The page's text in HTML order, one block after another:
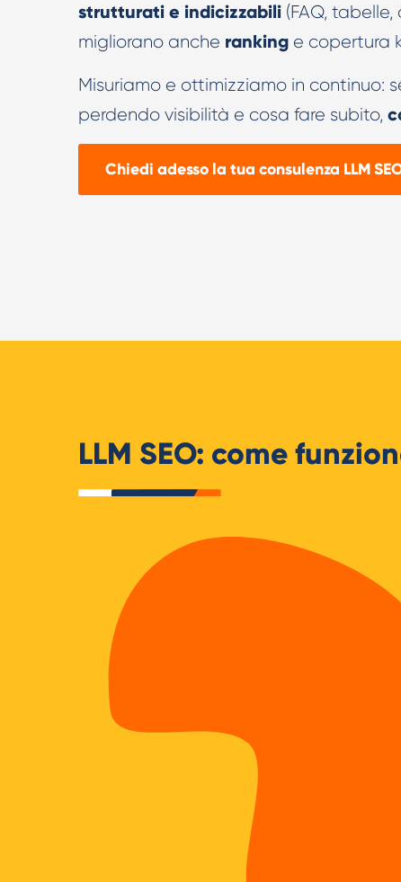
strutturati e indicizzabili (FAQ,
migliorano anche ranking e copertura
Misuriamo e ottimizziamo in continuo:
perdendo visibilità e cosa fare subito,
Chiedi adesso la tua consulenza LLM
LLM SEO: come